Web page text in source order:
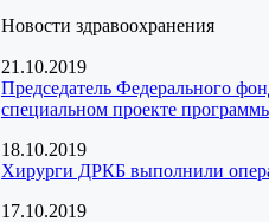
Новости здравоохранения
21.10.2019
Председатель Федерального
специальном проекте
18.10.2019
Хирурги ДРКБ выполнили
17.10.2019